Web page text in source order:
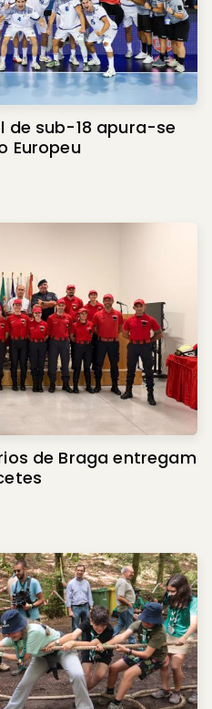
de sub-18 apura-se
Europeu
de Braga entregam